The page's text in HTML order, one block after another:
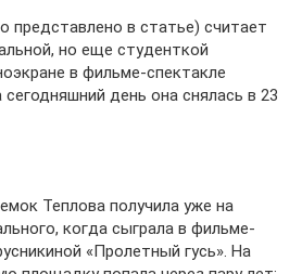
представлено в статье) считает
но еще студенткой
в фильме-спектакле
день она снялась в 23
Теплова получила уже на
когда сыграла в фильме-
«Пролетный гусь». На